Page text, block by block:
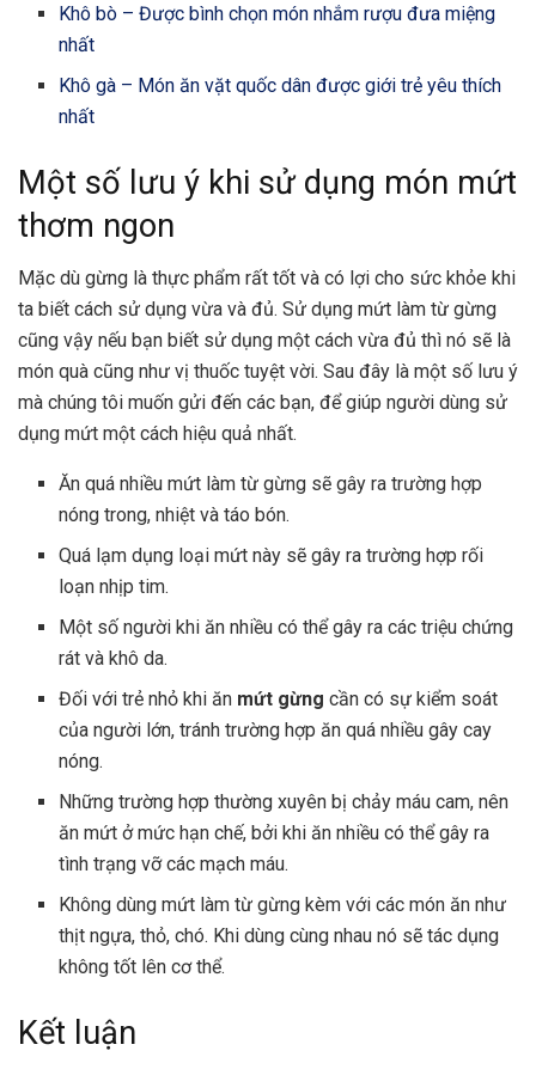
Khô bò – Được bình chọn món nhắm rượu đưa miệng
nhất
Khô gà – Món ăn vặt quốc dân được giới trẻ yêu thích
nhất
Một số lưu ý khi sử dụng món mứt
thơm ngon
Mặc dù gừng là thực phẩm rất tốt và có lợi cho sức khỏe khi
ta biết cách sử dụng vừa và đủ. Sử dụng mứt làm từ gừng
cũng vậy nếu bạn biết sử dụng một cách vừa đủ thì nó sẽ là
món quà cũng như vị thuốc tuyệt vời. Sau đây là một số lưu ý
mà chúng tôi muốn gửi đến các bạn, để giúp người dùng sử
dụng mứt một cách hiệu quả nhất.
Ăn quá nhiều mứt làm từ gừng sẽ gây ra trường hợp
nóng trong, nhiệt và táo bón.
Quá lạm dụng loại mứt này sẽ gây ra trường hợp rối
loạn nhịp tim.
Một số người khi ăn nhiều có thể gây ra các triệu chứng
rát và khô da.
Đối với trẻ nhỏ khi ăn mứt gừng cần có sự kiểm soát
của người lớn, tránh trường hợp ăn quá nhiều gây cay
nóng.
Những trường hợp thường xuyên bị chảy máu cam, nên
ăn mứt ở mức hạn chế, bởi khi ăn nhiều có thể gây ra
tình trạng vỡ các mạch máu.
Không dùng mứt làm từ gừng kèm với các món ăn như
thịt ngựa, thỏ, chó. Khi dùng cùng nhau nó sẽ tác dụng
không tốt lên cơ thể.
Kết luận